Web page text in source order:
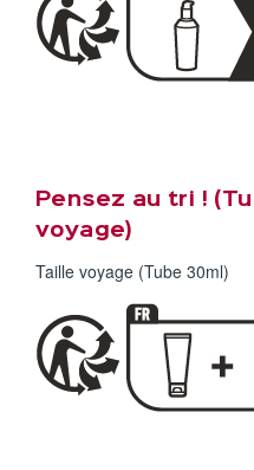
Pensez au tri !
voyage)
Taille voyage (Tube 30ml)